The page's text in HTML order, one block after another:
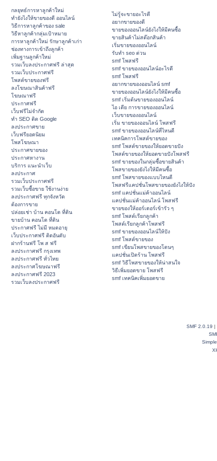
กลยุทธ์การหาลูกค้าใหม่
ทํายังไงให้ขายของดี ออนไลน์
วิธีการหาลูกค้าของ sale
วิธีหาลูกค้ากลุ่มเป้าหมาย
การหาลูกค้าใหม่ รักษาลูกค้าเก่า
ช่องทางการเข้าถึงลูกค้า
เพิ่มฐานลูกค้าใหม่
รวมเว็บลงประกาศฟรี ล่าสุด
รวมเว็บประกาศฟรี
โพสต์ขายของฟรี
ลงโฆษณาสินค้าฟรี
โฆษณาฟรี
ประกาศฟรี
เว็บฟรีไม่จำกัด
ทำ SEO ติด Google
ลงประกาศขาย
เว็บฟรียอดนิยม
โพสโฆษณา
ประกาศขายของ
ประกาศหางาน
บริการ แนะนำเว็บ
ลงประกาศ
รวมเว็บประกาศฟรี
รวมเว็บซื้อขาย ใช้งานง่าย
ลงประกาศฟรี ทุกจังหวัด
ต้องการขาย
ปล่อยเช่า บ้าน คอนโด ที่ดิน
ขายบ้าน คอนโด ที่ดิน
ประกาศฟรี ไม่มี หมดอายุ
เว็บประกาศฟรี ติดอันดับ
ฝากร้านฟรี โพ ส ฟรี
ลงประกาศฟรี กรุงเทพ
ลงประกาศฟรี ทั่วไทย
ลงประกาศโฆษณาฟรี
ลงประกาศฟรี 2023
รวมเว็บลงประกาศฟรี
ไม่รู้จะขายอะไรดี
อยากขายของดี
ขายของออนไลน์ยังไงให้มีคนซื้อ
ขายสินค้าไม่สต๊อกสินค้า
เริ่มขายของออนไลน์
รับทำ seo ด่วน
smf โพสฟรี
smf ขายของออนไลน์อะไรดี
smf โพสฟรี
อยากขายของออนไลน์ smf
ขายของออนไลน์ยังไงให้มีคนซื้อ
smf เริ่มต้นขายของออนไลน์
ไอ เดีย การขายของออนไลน์
เว็บขายของออนไลน์
เริ่ม ขายของออนไลน์ โพสฟรี
smf ขายของออนไลน์ที่ไหนดี
เทคนิคการโพสต์ขายของ
smf โพสต์ขายของให้ยอดขายปัง
โพสต์ขายของให้ยอดขายปังโพสฟรี
smf ขายของในกลุ่มซื้อขายสินค้า
โพสขายของยังไงให้มีคนซื้อ
smf โพสขายของแบบไหนดี
โพสฟรีแคปชั่นโพสขายของยังไงให้ปัง
smf แคปชั่นแม่ค้าออนไลน์
แคปชั่นแม่ค้าออนไลน์ โพสฟรี
ขายของให้ออร์เดอร์เข้ารัว ๆ
smf โพสต์เรียกลูกค้า
โพสต์เรียกลูกค้าโพสฟรี
smf ขายของออนไลน์ให้ปัง
smf โพสต์ขายของ
smf เขียนโพสขายของโดนๆ
แคปชั่นเปิดร้าน โพสฟรี
smf วิธีโพสขายของให้น่าสนใจ
วิธีเพิ่มยอดขาย โพสฟรี
smf เทคนิคเพิ่มยอดขาย
SMF 2.0.19 |